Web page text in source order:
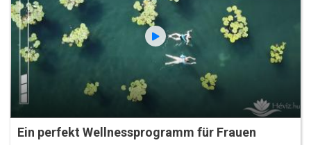
Ein perfekt Wellnessprogramm für Frauen